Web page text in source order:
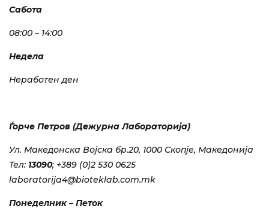
Сабота
08:00 – 14:00
Недела
Неработен ден
Ѓорче Петров (Дежурна Лабораторија)
Ул. Македонска Војска бр.20, 1000 Скопје, Македонија
Тел: 13090; +389 (0)2 530 0625
laboratorija4@bioteklab.com.mk
Понеделник – Петок